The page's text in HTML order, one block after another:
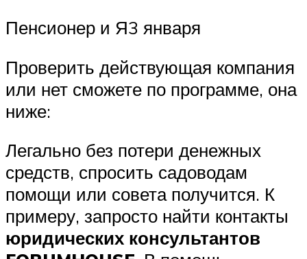
Пенсионер и Я3 января
Проверить действующая компания
или нет сможете по программе, она
ниже:
Легально без потери денежных
средств, спросить садоводам
помощи или совета получится. К
примеру, запросто найти контакты
юридических консультантов